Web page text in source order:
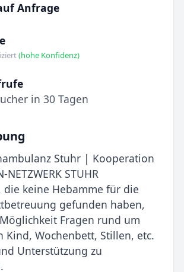
Anfrage
(hohe Konfidenz)
in 30 Tagen
Stuhr | Kooperation
NETZWERK STUHR
die keine Hebamme für die
gefunden haben,
Fragen rund um
Kind, Wochenbett, Stillen, etc.
Unterstützung zu